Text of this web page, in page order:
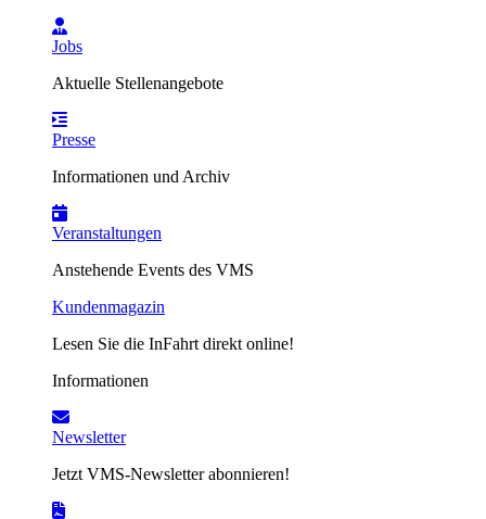
Jobs
Aktuelle Stellenangebote
Presse
Informationen und Archiv
Veranstaltungen
Anstehende Events des VMS
Kundenmagazin
Lesen Sie die InFahrt direkt online!
Informationen
Newsletter
Jetzt VMS-Newsletter abonnieren!